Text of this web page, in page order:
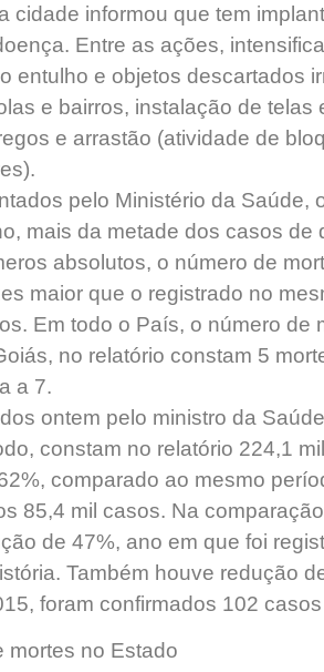
cidade informou que tem
Entre as ações,
entulho e objetos descartados
e bairros, instalação de telas
e arrastão (atividade de
pelo Ministério da Saúde,
mais da metade dos casos de
absolutos, o número de
maior que o registrado no
Em todo o País, o número de
no relatório constam 5
a 7.
ontem pelo ministro da
constam no relatório 224,1
comparado ao mesmo
85,4 mil casos. Na
de 47%, ano em que foi
Também houve redução
foram confirmados 102
mortes no Estado